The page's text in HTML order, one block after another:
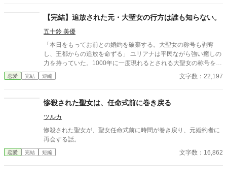
ルの二人の妹、フレイアとレオノンは、聖女と賢者。彼女たちに
も散々文句を言われ続け、不満が溜まっていたベネットは、さっ
さと荷物をまとめ、国を出た。 ……しかし、ゼファーノ家は、と
あることに、全く気が付いていなかった。 ミゲルが剣神、フレイ
アが聖女、レオノンが賢者になれた理由は……。 ベネットの固有
スキル『精霊の加護』があったからなのだ。 ベネットがいなくな
国に戻り、かつての友人たちと再会。 やがて、アンバネラにモン
【完結】追放された元・大聖女の行方は誰も知らない。
五十鈴 美優
「本日をもってお前との婚約を破棄する。大聖女の称号も剥奪
し、王都からの追放を命ずる」 ユリアナは平民ながら強い癒しの
力を持っていた。1000年に一度現れるとされる大聖女の称号を得
て、婚約者となった王子リッドと共に魔物討伐に邁進する日々を
送っていた。 だがリッドはユリアナを休ませることなく働かせ、
つ上級魔物が、王国北部に襲来する。 ユリアナは全力を尽くした
ものの、多くの犠牲を出してしまった。 ユリアナはその責任を押
し付けられ、大聖女の称号を剥奪される。リッドからの婚約破棄
に加え、王都からの追放を命じられた。 それから一年。ユリアナ
はユーリと名を改め、顔を隠し、新たな職に就いていた。
恋愛 完結 短編 文字数：22,197
惨殺された聖女は、任命式前に巻き戻る
ツルカ
惨殺された聖女が、聖女任命式前に時間が巻き戻り、元婚約者に
再会する話。
恋愛 完結 短編 文字数：16,862